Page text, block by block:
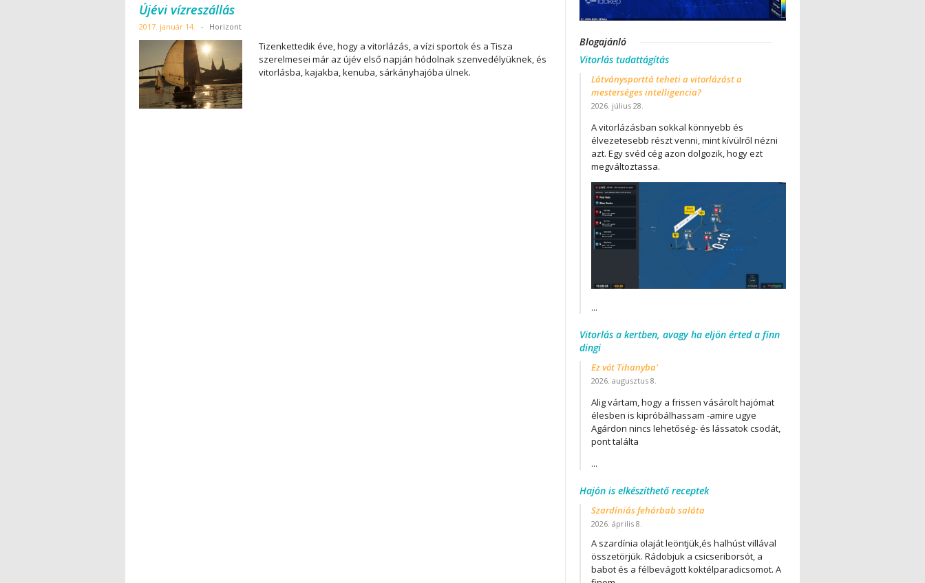
Újévi vízreszállás
2017. január 14. - Horizont
Tizenkettedik éve, hogy a vitorlázás, a vízi sportok és a Tisza
szerelmesei már az újév első napján hódolnak szenvedélyüknek, és
vitorlásba, kajakba, kenuba, sárkányhajóba ülnek.
Blogajánló
Vitorlás tudattágítás
Látványsporttá teheti a vitorlázást a
mesterséges intelligencia?
2026. július 28.
A vitorlázásban sokkal könnyebb és
élvezetesebb részt venni, mint kívülről nézni
azt. Egy svéd cég azon dolgozik, hogy ezt
megváltoztassa.
...
Vitorlás a kertben, avagy ha eljön érted a finn
dingi
Ez vót Tihanyba'
2026. augusztus 8.
Alig vártam, hogy a frissen vásárolt hajómat
élesben is kipróbálhassam -amire ugye
Agárdon nincs lehetőség- és lássatok csodát,
pont találta
...
Hajón is elkészíthető receptek
Szardíniás fehárbab saláta
2026. április 8.
A szardínia olaját leöntjük,és halhúst villával
összetörjük. Rádobjuk a csicseriborsót, a
babot és a félbevágott koktélparadicsomot. A